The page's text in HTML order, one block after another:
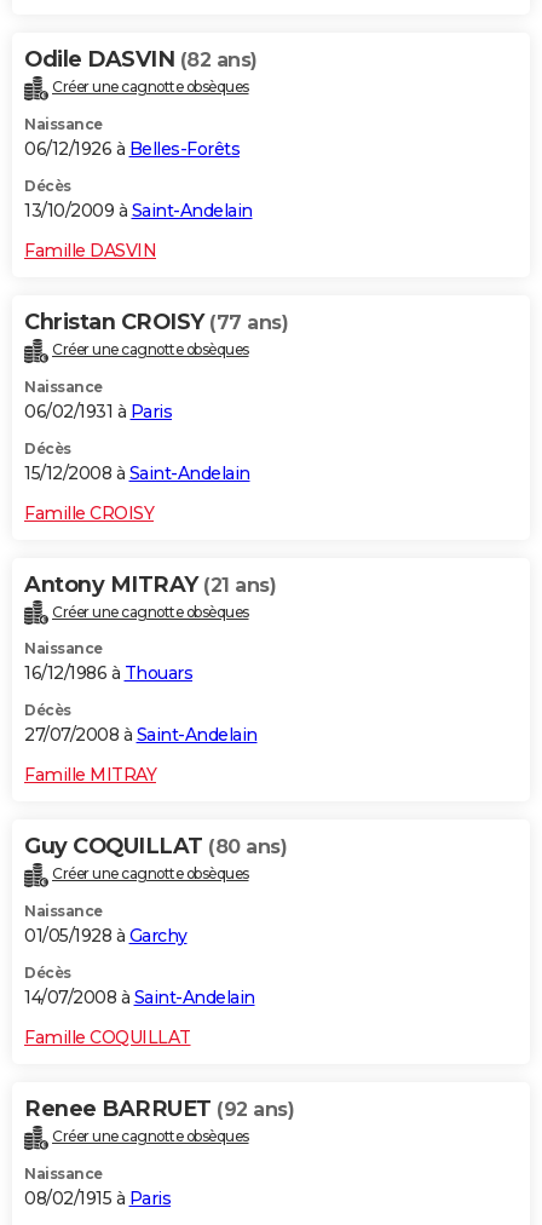
Odile DASVIN (82 ans)
Créer une cagnotte obsèques
Naissance
06/12/1926 à Belles-Forêts
Décès
13/10/2009 à Saint-Andelain
Famille DASVIN
Christan CROISY (77 ans)
Créer une cagnotte obsèques
Naissance
06/02/1931 à Paris
Décès
15/12/2008 à Saint-Andelain
Famille CROISY
Antony MITRAY (21 ans)
Créer une cagnotte obsèques
Naissance
16/12/1986 à Thouars
Décès
27/07/2008 à Saint-Andelain
Famille MITRAY
Guy COQUILLAT (80 ans)
Créer une cagnotte obsèques
Naissance
01/05/1928 à Garchy
Décès
14/07/2008 à Saint-Andelain
Famille COQUILLAT
Renee BARRUET (92 ans)
Créer une cagnotte obsèques
Naissance
08/02/1915 à Paris